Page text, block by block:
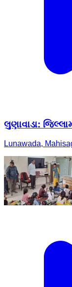
લુણાવાડા:
Lunawada,